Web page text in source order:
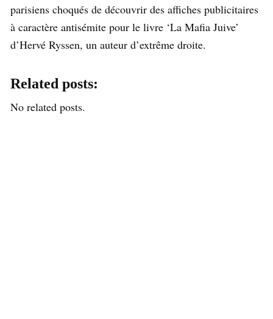
parisiens choqués de découvrir des affiches publicitaires
à caractère antisémite pour le livre ‘La Mafia Juive’
d’Hervé Ryssen, un auteur d’extrême droite.
Related posts:
No related posts.